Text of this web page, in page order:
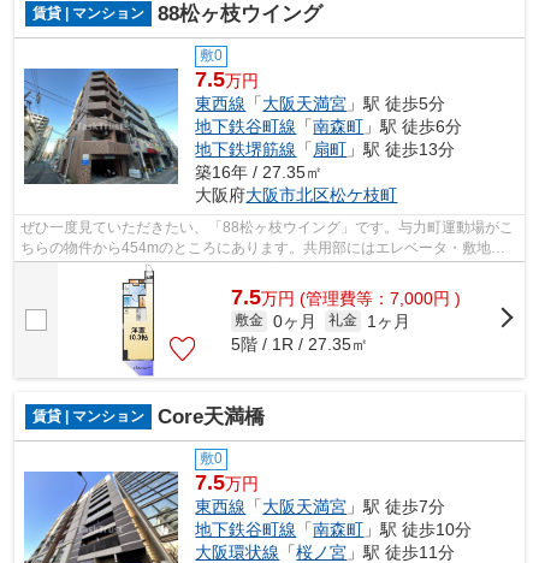
賃貸 | マンション 88松ヶ枝ウイング
敷0
7.5万円
東西線 「大阪天満宮 」駅 徒歩5分
地下鉄谷町線 「南森町 」駅 徒歩6分
地下鉄堺筋線 「 扇町 」駅 徒歩13分
築16年 / 27.35㎡
大阪府大阪市北区松ケ枝町
ぜひ一度見ていただきたい、「88松ヶ枝ウイング」です。与力町運動場がこ
ちらの物件から454mのところにあります。共用部にはエレベータ・敷地内
ごみ置き場などが備わっておりとても充...
7.5万円 (管理費等：7,000円 )
敷金 0ヶ月 礼金
1ヶ月
5階 / 1R / 27.35㎡
賃貸 | マンション Core天満橋
敷0
7.5万円
東西線 「大阪天満宮 」駅 徒歩7分
地下鉄谷町線 「南森町 」駅 徒歩10分
大阪環状線 「桜ノ宮 」駅 徒歩11分